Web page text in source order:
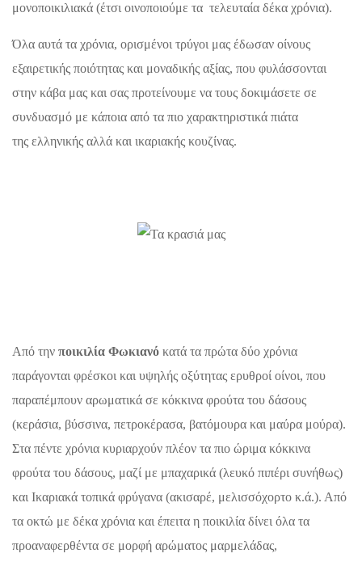
μονοποικιλιακά (έτσι οινοποιούμε τα τελευταία δέκα χρόνια).
Όλα αυτά τα χρόνια, ορισμένοι τρύγοι μας έδωσαν οίνους
εξαιρετικής ποιότητας και μοναδικής αξίας, που φυλάσσονται
στην κάβα μας και σας προτείνουμε να τους δοκιμάσετε σε
συνδυασμό με κάποια από τα πιο χαρακτηριστικά πιάτα
της ελληνικής αλλά και ικαριακής κουζίνας.
Από την ποικιλία Φωκιανό κατά τα πρώτα δύο χρόνια
παράγονται φρέσκοι και υψηλής οξύτητας ερυθροί οίνοι, που
παραπέμπουν αρωματικά σε κόκκινα φρούτα του δάσους
(κεράσια, βύσσινα, πετροκέρασα, βατόμουρα και μαύρα μούρα).
Στα πέντε χρόνια κυριαρχούν πλέον τα πιο ώριμα κόκκινα
φρούτα του δάσους, μαζί με μπαχαρικά (λευκό πιπέρι συνήθως)
και Ικαριακά τοπικά φρύγανα (ακισαρέ, μελισσόχορτο κ.ά.). Από
τα οκτώ με δέκα χρόνια και έπειτα η ποικιλία δίνει όλα τα
προαναφερθέντα σε μορφή αρώματος μαρμελάδας,